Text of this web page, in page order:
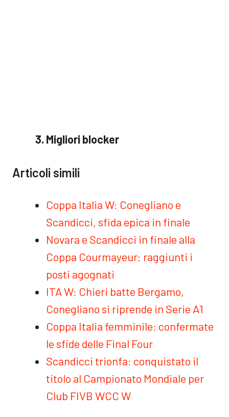
Migliori blocker
Articoli simili
Coppa Italia W: Conegliano e
Scandicci, sfida epica in finale
Novara e Scandicci in finale alla
Coppa Courmayeur: raggiunti i
posti agognati
ITA W: Chieri batte Bergamo,
Conegliano si riprende in Serie A1
Coppa Italia femminile: confermate
le sfide delle Final Four
Scandicci trionfa: conquistato il
titolo al Campionato Mondiale per
Club FIVB WCC W